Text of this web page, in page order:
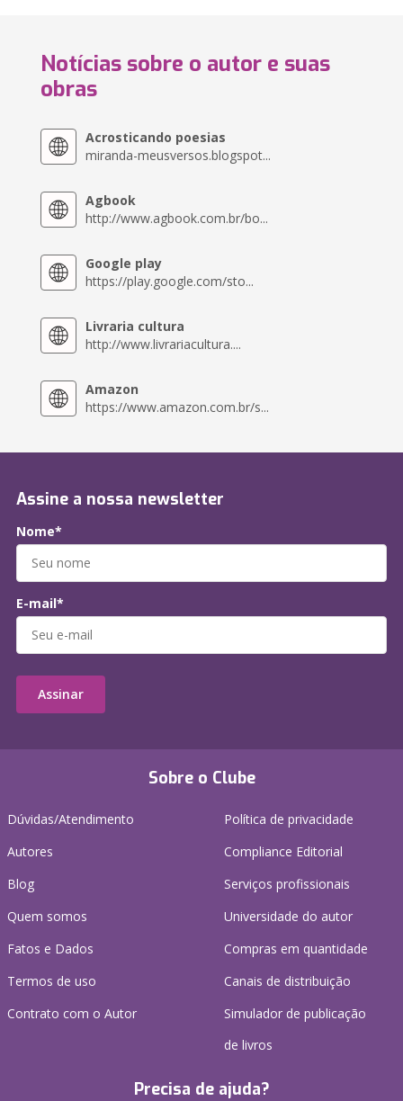
Notícias sobre o autor e suas
obras
Acrosticando poesias
miranda-meusversos.blogspot...
Agbook
http://www.agbook.com.br/bo...
Google play
https://play.google.com/sto...
Livraria cultura
http://www.livrariacultura....
Amazon
https://www.amazon.com.br/s...
Sobre o Clube
Dúvidas/Atendimento
Autores
Blog
Quem somos
Fatos e Dados
Termos de uso
Contrato com o Autor
Política de privacidade
Compliance Editorial
Serviços profissionais
Universidade do autor
Compras em quantidade
Canais de distribuição
Simulador de publicação
de livros
Precisa de ajuda?
Assine a nossa newsletter
Nome*
E-mail*
Assinar